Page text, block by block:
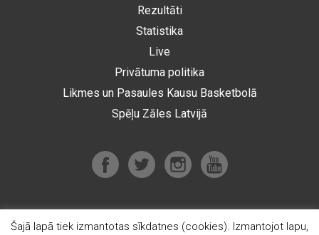
Rezultāti
Statistika
Live
Privātuma politika
Likmes un Pasaules Kausu Basketbolā
Spēļu Zāles Latvijā
Šajā lapā tiek izmantotas sīkdatnes (cookies). Izmantojot lapu,